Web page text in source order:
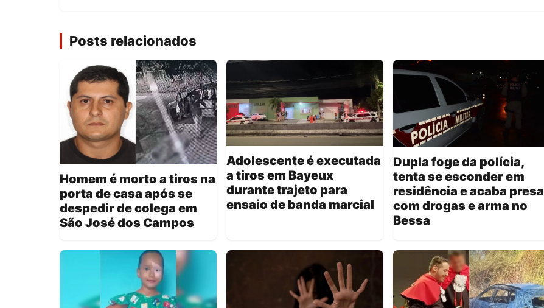
Posts relacionados
Homem é morto a tiros na
porta de casa após se
despedir de colega em
São José dos Campos
Adolescente é executada
a tiros em Bayeux
durante trajeto para
ensaio de banda marcial
Dupla foge da polícia,
tenta se esconder em
residência e acaba presa
com drogas e arma no
Bessa